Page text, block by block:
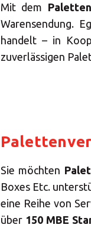
Mit dem
Warensendung.
handelt – in
zuverlässigen
Sie möchten
Boxes Etc.
eine Reihe von
über 150 MBE